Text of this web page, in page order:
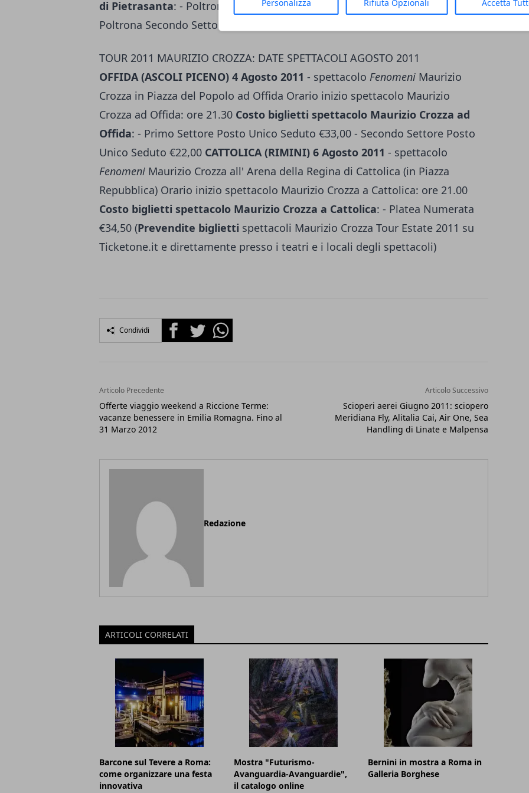
Personalizza Rifiuta Opzionali Accetta
di Pietrasanta: - Poltronissima €38,50 - Poltrona Primo Settore €33,00 -
Poltrona Secondo Settore €27,50 - Tribuna €22,00
TOUR 2011 MAURIZIO CROZZA: DATE SPETTACOLI AGOSTO 2011
OFFIDA (ASCOLI PICENO) 4 Agosto 2011 - spettacolo Fenomeni Maurizio
Crozza in Piazza del Popolo ad Offida Orario inizio spettacolo Maurizio
Crozza ad Offida: ore 21.30 Costo biglietti spettacolo Maurizio Crozza ad
Offida: - Primo Settore Posto Unico Seduto €33,00 - Secondo Settore Posto
Unico Seduto €22,00 CATTOLICA (RIMINI) 6 Agosto 2011 - spettacolo
Fenomeni Maurizio Crozza all' Arena della Regina di Cattolica (in Piazza
Repubblica) Orario inizio spettacolo Maurizio Crozza a Cattolica: ore 21.00
Costo biglietti spettacolo Maurizio Crozza a Cattolica: - Platea Numerata
€34,50 (Prevendite biglietti spettacoli Maurizio Crozza Tour Estate 2011 su
Ticketone.it e direttamente presso i teatri e i locali degli spettacoli)
Condividi FacebookTwitterWhatsapp
Articolo Precedente
Offerte viaggio weekend a Riccione Terme:
vacanze benessere in Emilia Romagna. Fino al
31 Marzo 2012
Articolo Successivo
Scioperi aerei Giugno 2011: sciopero
Meridiana Fly, Alitalia Cai, Air One, Sea
Handling di Linate e Malpensa
Redazione
ARTICOLI CORRELATI
Barcone sul Tevere a Roma:
come organizzare una festa
innovativa
Mostra "Futurismo-
Avanguardia-Avanguardie",
il catalogo online
Bernini in mostra a Roma in
Galleria Borghese